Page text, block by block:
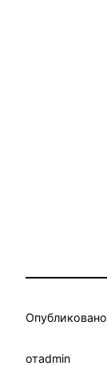
Опубликовано
отadmin